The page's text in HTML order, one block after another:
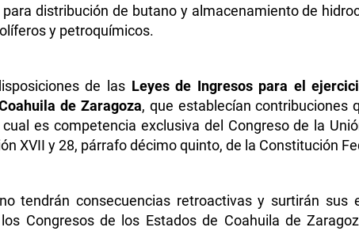
distribución de butano y almacenamiento de
y petroquímicos.
de las Leyes de Ingresos para el
de Zaragoza, que establecían contribuciones
es competencia exclusiva del Congreso de la
XVII y 28, párrafo décimo quinto, de la Constitución
tendrán consecuencias retroactivas y surtirán
Congresos de los Estados de Coahuila de